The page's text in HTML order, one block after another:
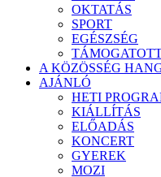
OKTATÁS
SPORT
EGÉSZSÉG
A KÖZÖSSÉG
AJÁNLÓ
HETI
KIÁLLÍTÁS
ELŐADÁS
KONCERT
GYEREK
MOZI